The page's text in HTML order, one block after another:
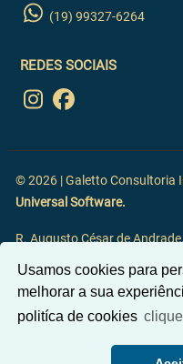
Usamos cookies para
melhorar a sua
politíca de cookies
(19) 99327-6264
REDES SOCIAIS
© 2026 | Galetto Consultoria
Universal Software.
R. Augusto César de
SP, 13092-117